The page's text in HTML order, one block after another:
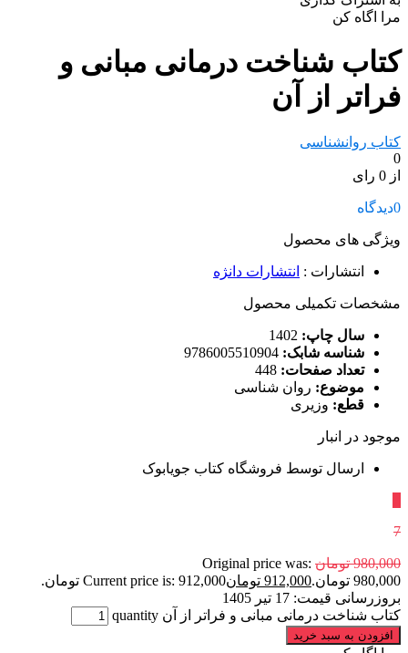
مرا اگاه کن
کتاب شناخت درمانی مبانی و
فراتر از آن
کتاب روانشناسی
0
از 0 رای
0دیدگاه
ویژگی های محصول
انتشارات : انتشارات دانژه
مشخصات تکمیلی محصول
سال چاپ:
شناسه شابک:
تعداد صفحات:
موضوع: روان شناسی
قطع: وزیری
موجود در انبار
ارسال توسط فروشگاه کتاب جویابوک
7
980,000 تومان Original price was:
980,000 تومان.
912,000 تومانCurrent price is: 912,000 تومان.
بروزرسانی قیمت: 17 تیر 1405
کتاب شناخت درمانی مبانی و فراتر از آن quantity
افزودن به سبد خرید